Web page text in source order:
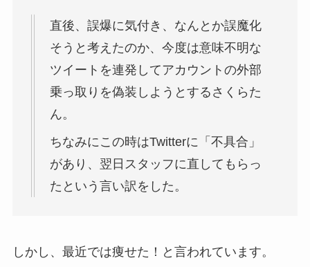
直後、誤爆に気付き、なんとか誤魔化
そうと考えたのか、今度は意味不明な
ツイートを連発してアカウントの外部
乗っ取りを偽装しようとするさくらた
ん。
ちなみにこの時はTwitterに「 不具合 」
があり、 翌日スタッフに直してもらっ
たという言い訳をした。
しかし、最近では痩せた！と言われています。